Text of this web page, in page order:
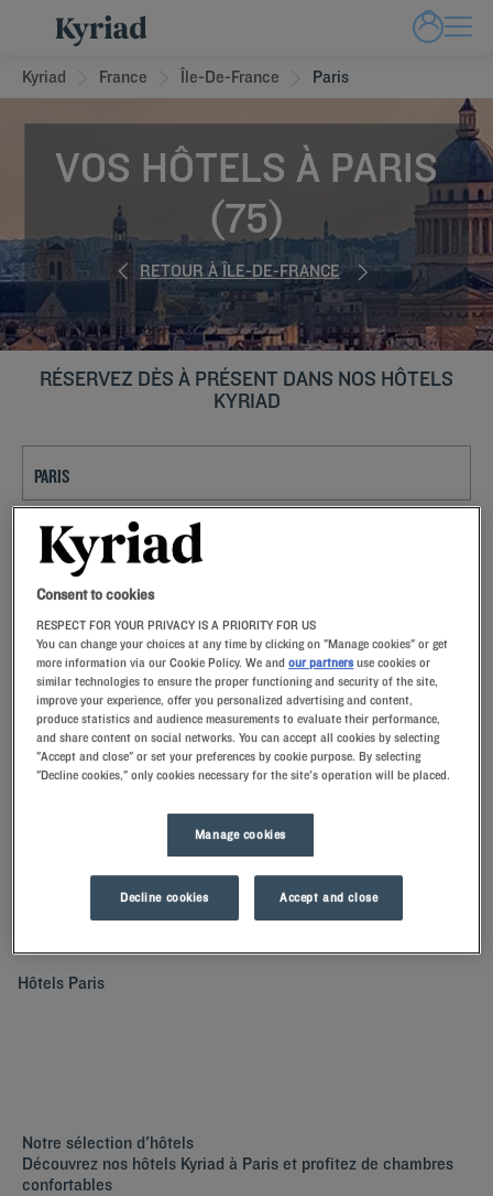
Kyriad France Île-De-France Paris
VOS HÔTELS À PARIS
(75)
RETOUR À ÎLE-DE-FRANCE
RÉSERVEZ DÈS À PRÉSENT DANS NOS HÔTELS
KYRIAD
Navigate forward to interact with the calendar and select a date. Press
RECHERCHER
Ajouter un code
Découvrez le confort de nos chambres et passez des moments
Nos villes à Paris
Hôtels Paris
Notre sélection d'hôtels
Découvrez nos hôtels Kyriad à Paris et profitez de chambres
confortables
Consent to cookies
RESPECT FOR YOUR PRIVACY IS A PRIORITY FOR US
You can change your choices at any time by clicking on "Manage cookies" or get
more information via our Cookie Policy. We andour partners use cookies or
similar technologies to ensure the proper functioning and security of the site,
improve your experience, offer you personalized advertising and content,
produce statistics and audience measurements to evaluate their performance,
and share content on social networks. You can accept all cookies by selecting
"Accept and close" or set your preferences by cookie purpose. By selecting
"Decline cookies," only cookies necessary for the site's operation will be placed.
Manage cookies
Decline cookies Accept and close